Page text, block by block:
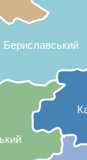
Бериславський